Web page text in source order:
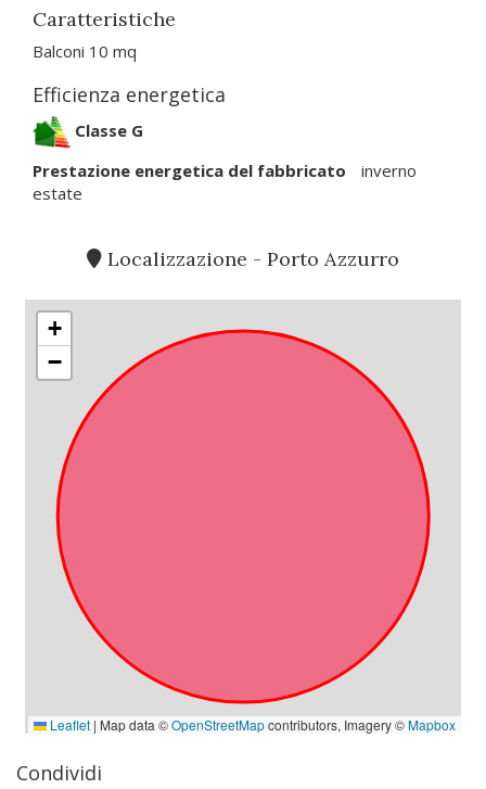
Caratteristiche
Balconi 10 mq
Efficienza energetica
Classe G
Prestazione energetica del fabbricato
inverno
estate
Localizzazione - Porto Azzurro
Condividi